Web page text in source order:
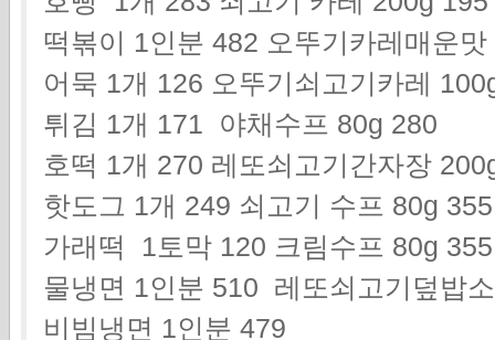
떡볶이 1인분 482 오뚜기카레매운
어묵 1개 126 오뚜기쇠고기카레
튀김 1개 171 야채수프 80g 280
호떡 1개 270 레또쇠고기간자장
핫도그 1개 249 쇠고기 수프 80g 355
가래떡 1토막 120 크림수프 80g 355
물냉면 1인분 510 레또쇠고기덮밥
비빔냉면 1인분 479